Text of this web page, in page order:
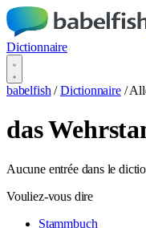
Dictionnaire
babelfish / Dictionnaire /
das
Aucune entrée dans le
Vouliez-vous dire
Stammbuch